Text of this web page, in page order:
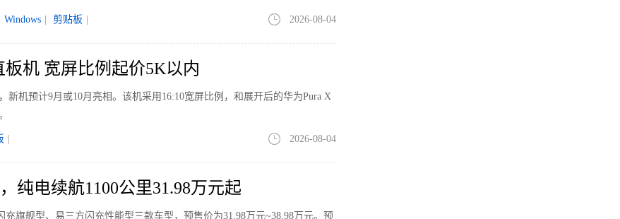
Windows 剪贴板 2026-08-04
机 宽屏比例起价5K以内
新机预计9月或10月亮相。该机采用16:10宽屏比例，和展开后的华为Pura X
2026-08-04
纯电续航1100公里31.98万元起
充旗舰型、易三方闪充性能型三款车型，预售价为31.98万元~38.98万元。预